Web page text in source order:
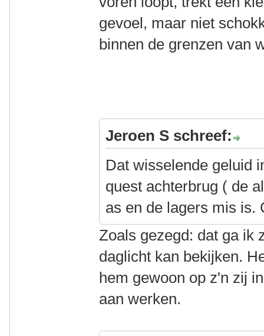
gevoel, maar niet
binnen de grenzen van
Jeroen S schreef:
Dat wisselende geluid
quest achterbrug ( de
as en de lagers mis is.
Zoals gezegd: dat ga ik
daglicht kan bekijken.
hem gewoon op z'n zij
aan werken.